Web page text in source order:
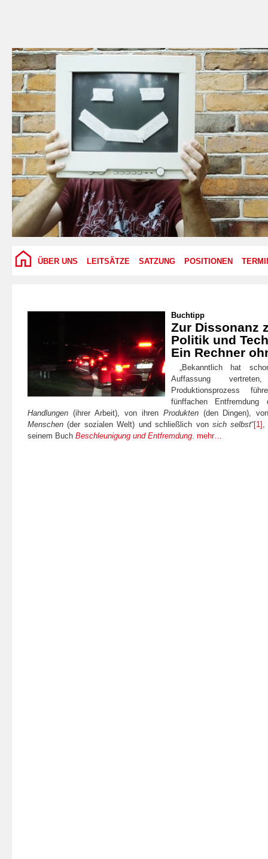
ÜBER UNS LEITSÄTZE SATZUNG POSITIONEN
Buchtipp
Zur Dissonanz
Politik und
Ein Rechner
„Bekanntlich hat
Auffassung
Produktionsprozess
fünffachen
Handlungen (ihrer Arbeit), von ihren Produkten(den Dingen),
Menschen (der sozialen Welt) und schließlich von sich selbst“[1]
seinem Buch Beschleunigung und Entfremdung mehr…